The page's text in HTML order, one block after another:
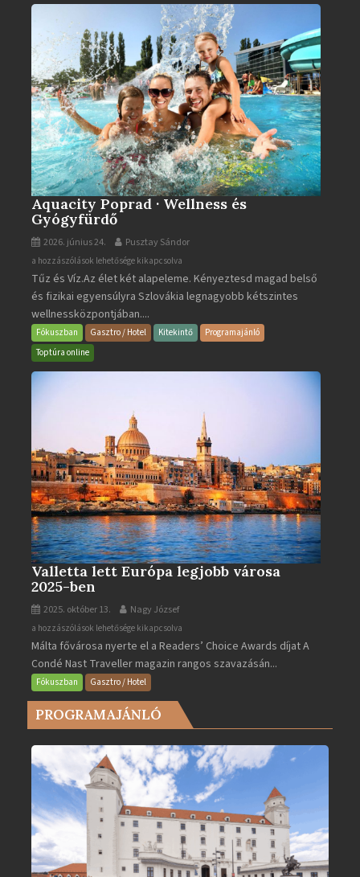
Aquacity Poprad · Wellness és
Gyógyfürdő
2026. június 24. Pusztay Sándor
Aquacity
Poprad
·
Wellness
és
Gyógyfürdő
a hozzászólások lehetősége kikapcsolva
Tűz és Víz.Az élet két alapeleme. Kényeztesd magad belső
és fizikai egyensúlyra Szlovákia legnagyobb kétszintes
wellnessközpontjában....
Fókuszban Gasztro / Hotel Kitekintő
Programajánló
Toptúra online
Valletta lett Európa legjobb városa
2025-ben
2025. október 13. Nagy József
Valletta
lett
Európa
legjobb
városa
2025-
bejegyzéshez
a hozzászólások lehetősége kikapcsolva
Málta fővárosa nyerte el a Readers’ Choice Awards díjat A
Condé Nast Traveller magazin rangos szavazásán...
Fókuszban Gasztro / Hotel
PROGRAMAJÁNLÓ